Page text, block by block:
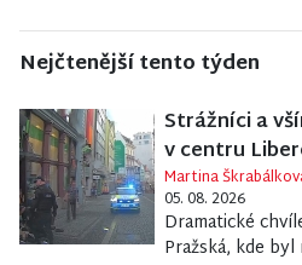
Nejčtenější tento týden
Strážníci a
v centru
Martina
05. 08. 2026
Dramatické
Pražská, kde byl